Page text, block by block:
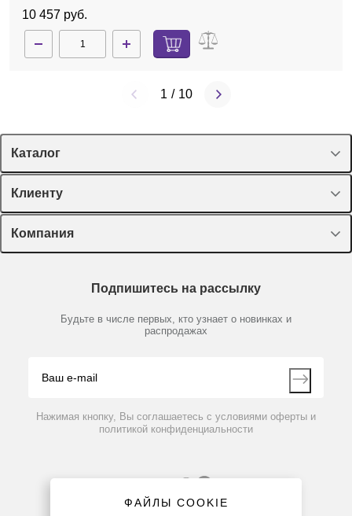
10 457 руб.
1 / 10
Каталог
Спецпредложения
Оборудование, приборы
Пластик, стекло, принадлежности
Химические реактивы, препараты, наборы
Производители
Клиенту
Лекторий Диаэм
Доставка и оплата
Мобильное приложение
Компания
Партнеры
Контакты
Подпишитесь на рассылку
Будьте в числе первых, кто узнает о новинках и
распродажах
Нажимая кнопку, Вы соглашаетесь с условиями оферты и
политикой конфиденциальности
ФАЙЛЫ COOKIE